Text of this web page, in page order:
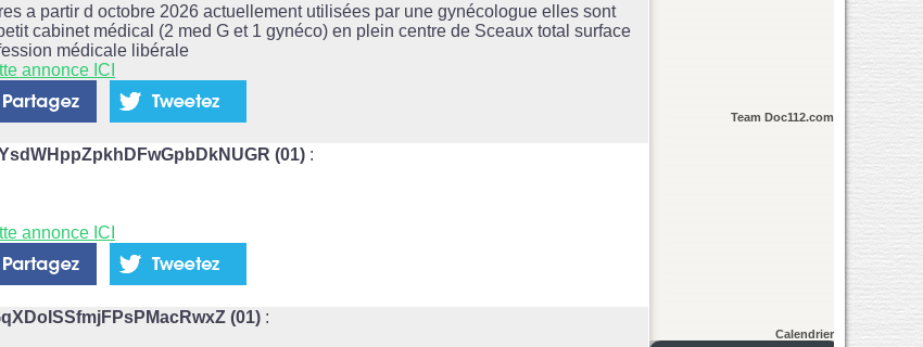
a partir d octobre 2026 actuellement utilisées par une gynécologue elles sont
cabinet médical (2 med G et 1 gynéco) en plein centre de Sceaux total surface
médicale libérale
annonce ICI
(01) :
annonce ICI
(01) :
Team Doc112.com
Calendrier